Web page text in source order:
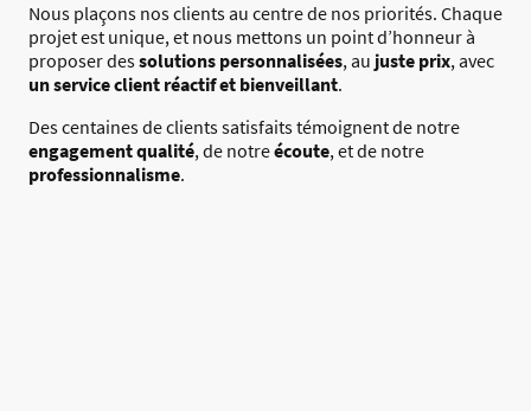
Nous plaçons nos clients au centre de nos priorités. Chaque
projet est unique, et nous mettons un point d’honneur à
proposer dessolutions personnalisées, au juste prix, avec
un service client réactif et bienveillant.
Des centaines de clients satisfaits témoignent de notre
engagement qualité, de notreécoute, et de notre
professionnalisme.